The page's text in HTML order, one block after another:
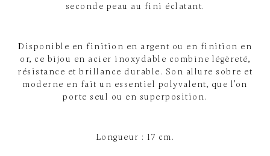
seconde peau au fini éclatant.
Disponible en finition en argent ou en finition en
or, ce bijou en acier inoxydable combine légèreté,
résistance et brillance durable. Son allure sobre et
moderne en fait un essentiel polyvalent, que l’on
porte seul ou en superposition.
Longueur : 17 cm.